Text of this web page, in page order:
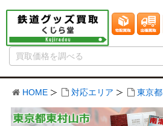
HOME 対応エリア 東京都